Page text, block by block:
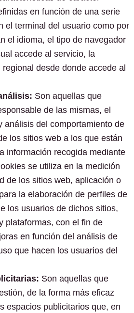
en función de una serie
el terminal del usuario como por
el idioma, el tipo de navegador
accede al servicio, la
desde donde accede al
Son aquellas que
de las mismas, el
análisis del comportamiento de
los sitios web a los que están
información recogida mediante
se utiliza en la medición
de los sitios web, aplicación o
la elaboración de perfiles de
los usuarios de dichos sitios,
plataformas, con el fin de
en función del análisis de
que hacen los usuarios del
Son aquellas que
de la forma más eficaz
espacios publicitarios que, en